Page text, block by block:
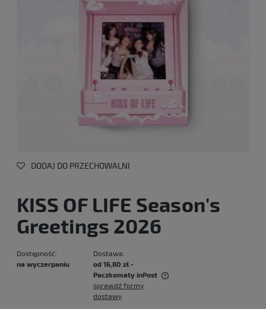
DODAJ DO PRZECHOWALNI
KISS OF LIFE Season's
Greetings 2026
Dostępność:
na wyczerpaniu
Dostawa:
od 16,80 zł -
Paczkomaty inPost
Cena nie zawiera ewentualnych kosztów płatności
sprawdź formy
dostawy